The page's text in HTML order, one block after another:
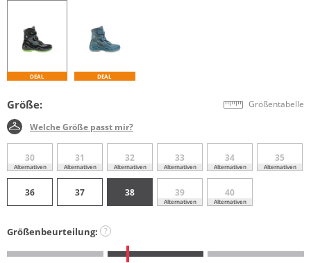
DEAL DEAL
Größe: Größentabelle
Welche Größe passt mir?
30
Alternativen
31
Alternativen
32
Alternativen
33
Alternativen
34
Alternativen
35
Alternativen
36 37 38 39
Alternativen
40
Alternativen
Größenbeurteilung: ?